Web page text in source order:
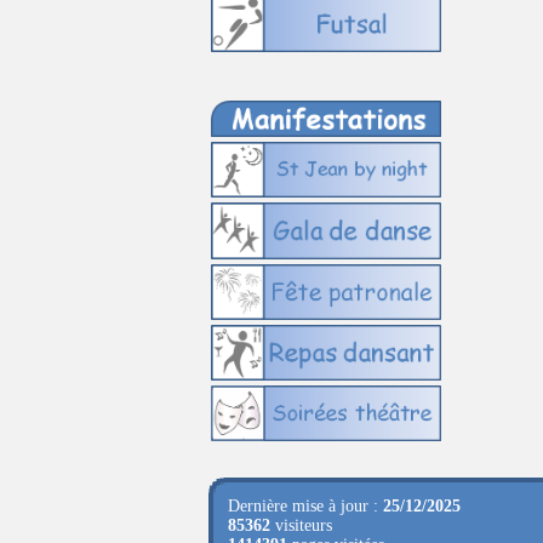
Dernière mise à jour : 25/12/2025
85362 visiteurs